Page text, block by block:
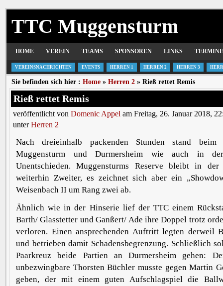
TTC Muggensturm
HOME VEREIN TEAMS SPONSOREN LINKS TERMINE
VEREINSNACHRICHTEN EVENTS HERREN 1 HERREN 2 HERREN 3
Sie befinden sich hier : Home » Herren 2 » Rieß rettet Remis
Rieß rettet Remis
veröffentlicht von Domenic Appel am Freitag, 26. Januar 2018,
unterHerren 2
Nach dreieinhalb packenden Stunden stand beim
Muggensturm und Durmersheim wie auch in
Unentschieden. Muggensturms Reserve bleibt in
weiterhin Zweiter, es zeichnet sich aber ein
Weisenbach II um Rang zwei ab.
Ähnlich wie in der Hinserie lief der TTC einem
Barth/ Glasstetter und Ganßert/ Ade ihre Doppel trotz
verloren. Einen ansprechenden Auftritt legten derweil
und betrieben damit Schadensbegrenzung. Schließlich
Paarkreuz beide Partien an Durmersheim gehen:
unbezwingbare Thorsten Büchler musste gegen Martin
geben, der mit einem guten Aufschlagspiel die